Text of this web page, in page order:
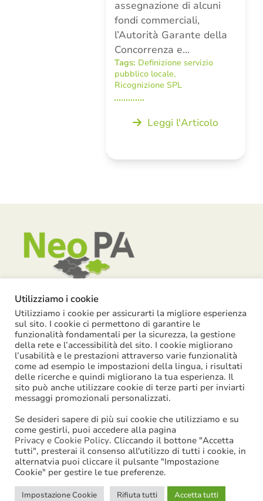
assegnazione di alcuni
fondi commerciali,
l’Autorità Garante della
Concorrenza e…
Tags: Definizione servizio
pubblico locale,
Ricognizione SPL
Leggi l'Articolo
Piazza Garibaldi, 55 – 15121 Alessandria
info@neopa.it
info@pec.neopa.it
0131 1911 646
Seguici su Facebook
2026©NeoPA S.p.a. | tutti i diritti sono riservati | P. IVA:
02631580061
Utilizziamo i cookie
Utilizziamo i cookie per assicurarti la migliore esperienza
sul sito. I cookie ci permettono di garantire le
funzionalità fondamentali per la sicurezza, la gestione
della rete e l’accessibilità del sito. I cookie migliorano
l’usabilità e le prestazioni attraverso varie funzionalità
come ad esempio le impostazioni della lingua, i risultati
delle ricerche e quindi migliorano la tua esperienza. Il
sito può anche utilizzare cookie di terze parti per inviarti
messaggi promozionali personalizzati.
Se desideri sapere di più sui cookie che utilizziamo e su
come gestirli, puoi accedere alla pagina
Privacy e Cookie Policy. Cliccando il bottone "Accetta
tutti", presterai il consenso all'utilizzo di tutti i cookie, in
alternatvia puoi cliccare il pulsante "Impostazione
Cookie" per gestire le tue preferenze.
Impostazione Cookie Rifiuta tutti Accetta tutti